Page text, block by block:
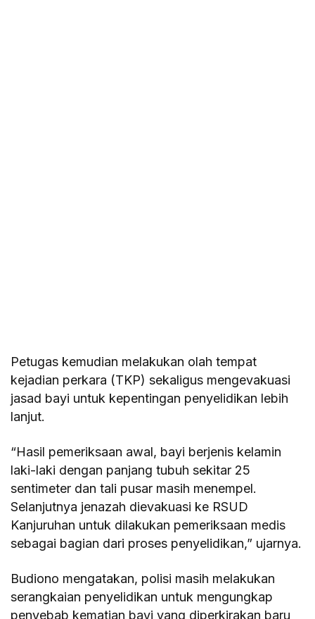
Petugas kemudian melakukan olah tempat
kejadian perkara (TKP) sekaligus mengevakuasi
jasad bayi untuk kepentingan penyelidikan lebih
lanjut.
“Hasil pemeriksaan awal, bayi berjenis kelamin
laki-laki dengan panjang tubuh sekitar 25
sentimeter dan tali pusar masih menempel.
Selanjutnya jenazah dievakuasi ke RSUD
Kanjuruhan untuk dilakukan pemeriksaan medis
sebagai bagian dari proses penyelidikan,” ujarnya.
Budiono mengatakan, polisi masih melakukan
serangkaian penyelidikan untuk mengungkap
penyebab kematian bayi yang diperkirakan baru